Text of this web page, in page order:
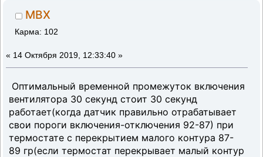
MBX
Карма: 102
« 14 Октября 2019, 12:33:40 »
Оптимальный временной промежуток включения
вентилятора 30 секунд стоит 30 секунд
работает(когда датчик правильно отрабатывает
свои пороги включения-отключения 92-87) при
термостате с перекрытием малого контура 87-
89 гр(если термостат перекрывает малый контур